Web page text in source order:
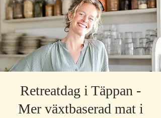
Retreatdag i Täppan -
Mer växtbaserad mat i